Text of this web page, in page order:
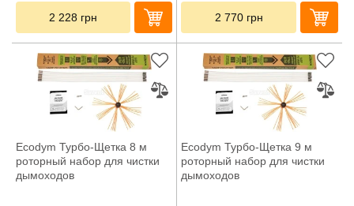
2 228 грн 2 770 грн
Ecodym Турбо-Щетка 8 м
роторный набор для чистки
дымоходов
Ecodym Турбо-Щетка 9 м
роторный набор для чистки
дымоходов